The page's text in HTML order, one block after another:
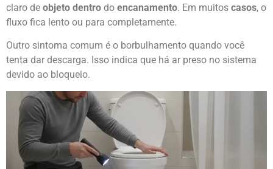
claro de objeto dentro do encanamento. Em muitos casos, o
fluxo fica lento ou para completamente.
Outro sintoma comum é o borbulhamento quando você
tenta dar descarga. Isso indica que há ar preso no sistema
devido ao bloqueio.